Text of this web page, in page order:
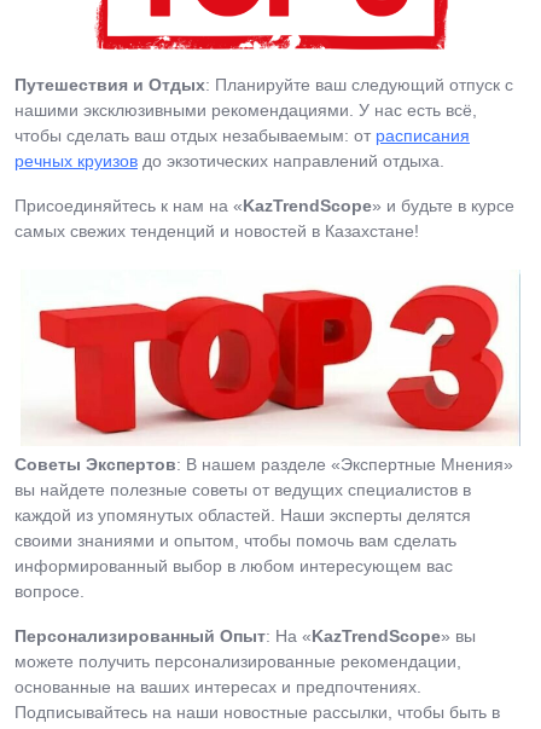
Путешествия и Отдых: Планируйте ваш следующий отпуск с
нашими эксклюзивными рекомендациями. У нас есть всё,
чтобы сделать ваш отдых незабываемым: от расписания
речных круизов до экзотических направлений отдыха.
Присоединяйтесь к нам на «KazTrendScope» и будьте в курсе
самых свежих тенденций и новостей в Казахстане!
Советы Экспертов: В нашем разделе «Экспертные Мнения»
вы найдете полезные советы от ведущих специалистов в
каждой из упомянутых областей. Наши эксперты делятся
своими знаниями и опытом, чтобы помочь вам сделать
информированный выбор в любом интересующем вас
вопросе.
Персонализированный Опыт: На «KazTrendScope» вы
можете получить персонализированные рекомендации,
основанные на ваших интересах и предпочтениях.
Подписывайтесь на наши новостные рассылки, чтобы быть в